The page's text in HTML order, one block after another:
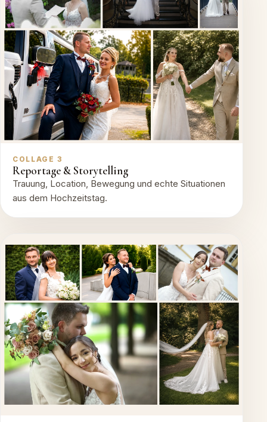
COLLAGE 3
Reportage & Storytelling
Trauung, Location, Bewegung und echte Situationen
aus dem Hochzeitstag.